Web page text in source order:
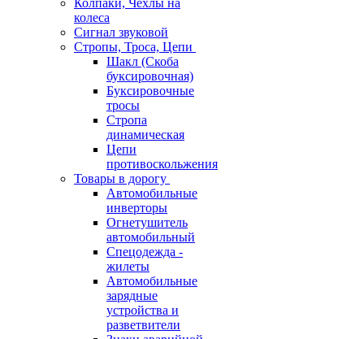
Колпаки, Чехлы на
колеса
Сигнал звуковой
Стропы, Троса, Цепи
Шакл (Скоба
буксировочная)
Буксировочные
тросы
Стропа
динамическая
Цепи
противоскольжения
Товары в дорогу
Автомобильные
инверторы
Огнетушитель
автомобильный
Спецодежда -
жилеты
Автомобильные
зарядные
устройства и
разветвители